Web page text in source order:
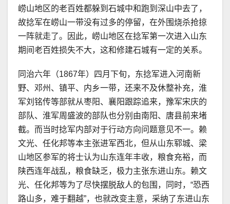
崂山地区的老百姓都躲到石城中和跑到深山中去了，
故捻军在崂山一带没有过多的停留，在外围烧杀抢掠
一阵就走了。因此，崂山地区在捻军第一次进入山东
期间老百姓损失不大，这和修建石城有一定的关系。
同治六年（1867年）四月下旬，东捻军进入河南新
野、邓州、镇平、内乡一带，还来不及休整补充，淮
军刘铭传等部就从枣阳、襄阳跟踪追来，豫军宋庆的
部队、淮军周盛波的部队也分别由南阳、唐县前来堵
截。而当时捻军内部对于行动方向问题意见不一。赖
文光、任化邦等本主张进军西北，但从山东郓城、梁
山地区参军的将士认为山东连年丰收，粮食充裕，而
陕西连年战乱，粮食缺乏，极力主张东进山东。赖文
光、任化邦等为了尽快摆脱敌人的包围，同时，“恐西
路山多，难于翻越”，也就改变主意，采纳了东进山东